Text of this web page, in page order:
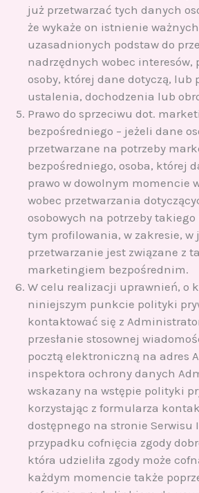
już przetwarzać tych danych
że wykaże on istnienie
uzasadnionych podstaw do
nadrzędnych wobec interesów,
osoby, której dane dotyczą, lub
ustalenia, dochodzenia lub
Prawo do sprzeciwu dot.
bezpośredniego – jeżeli dane
przetwarzane na potrzeby
bezpośredniego, osoba, której
prawo w dowolnym momencie
wobec przetwarzania
osobowych na potrzeby
tym profilowania, w zakresie, w
przetwarzanie jest związane z
marketingiem bezpośrednim.
W celu realizacji uprawnień, o
niniejszym punkcie polityki
kontaktować się z
przesłanie stosownej
pocztą elektroniczną na adres
inspektora ochrony danych
wskazany na wstępie polityki
korzystając z formularza
dostępnego na stronie Serwisu
przypadku cofnięcia zgody
która udzieliła zgody może
każdym momencie także